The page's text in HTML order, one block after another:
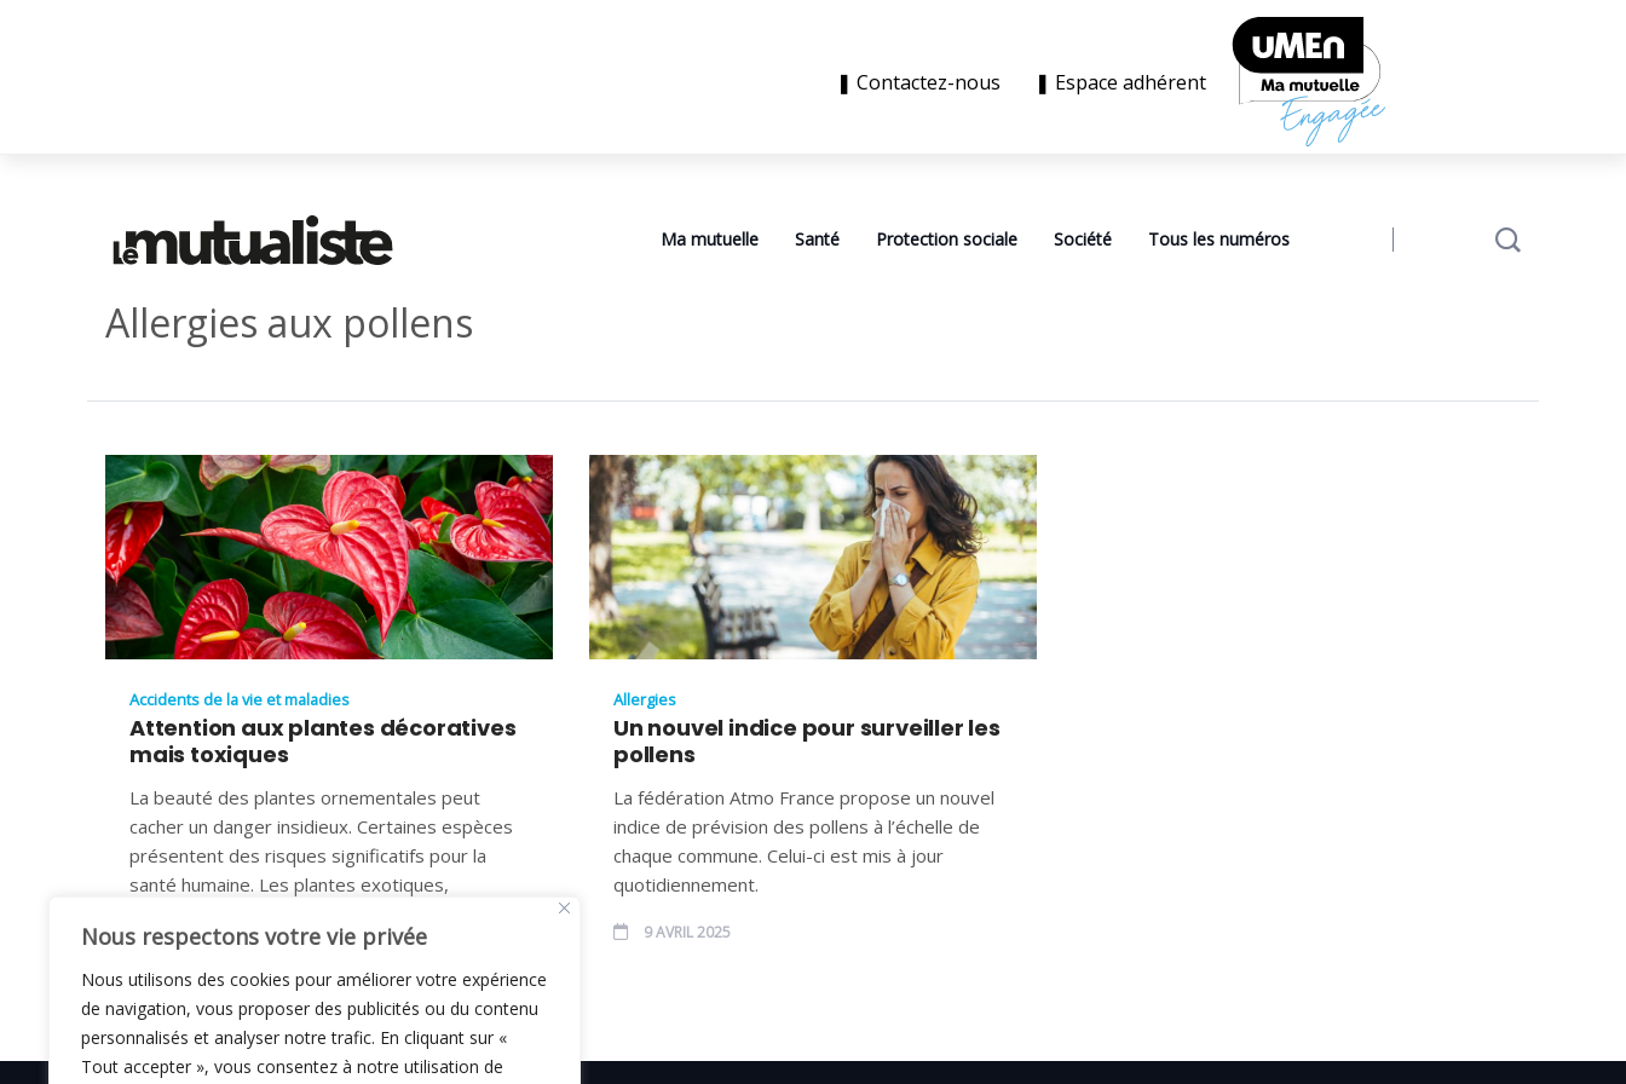
Nous respectons votre vie privée
Nous utilisons des cookies pour améliorer votre expérience
de navigation, vous proposer des publicités ou du contenu
personnalisés et analyser notre trafic. En cliquant sur «
Tout accepter », vous consentez à notre utilisation de
❚ Contactez-nous ❚ Espace adhérent
Ma mutuelle Santé Protection sociale Société Tous les numéros
Allergies aux pollens
Accidents de la vie et maladies
Attention aux plantes décoratives
mais toxiques
La beauté des plantes ornementales peut
cacher un danger insidieux. Certaines espèces
présentent des risques significatifs pour la
santé humaine. Les plantes exotiques,
14 AOÛT 2025
Allergies
Un nouvel indice pour surveiller les
pollens
La fédération Atmo France propose un nouvel
indice de prévision des pollens à l’échelle de
chaque commune. Celui-ci est mis à jour
quotidiennement.
9 AVRIL 2025